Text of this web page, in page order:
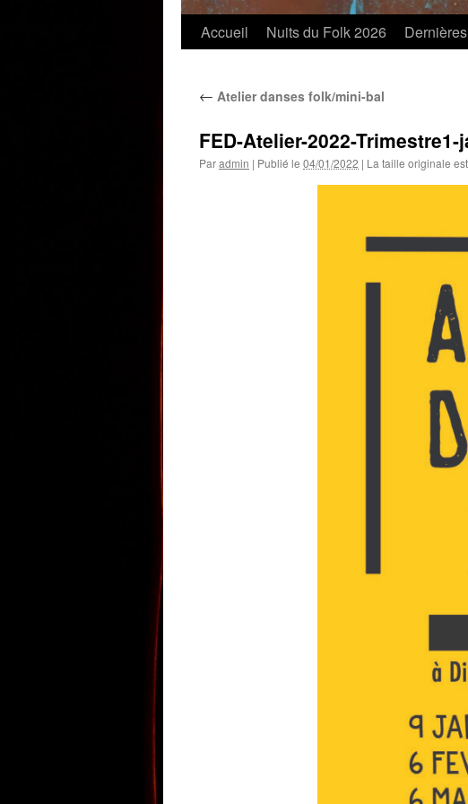
Accueil Nuits du Folk 2026
← Atelier danses folk/mini-bal
FED-Atelier-2022-Trimestre1-
Paradmin | Publié le 04/01/2022 | La taille originale